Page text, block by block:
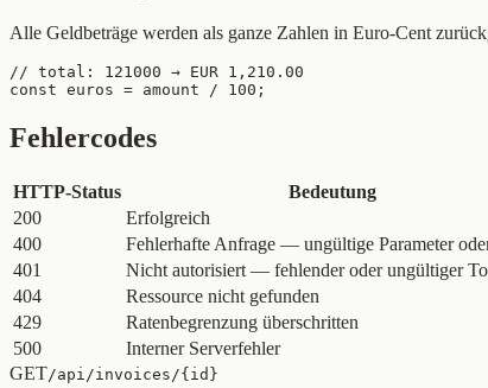
Alle Geldbeträge werden als ganze Zahlen in Euro-Cent
// total: 121000 → EUR 1,210.00
const euros = amount / 100;
Fehlercodes
HTTP-Status
Bedeutung
200
Erfolgreich
400
Fehlerhafte Anfrage — ungültige Parameter
401
Nicht autorisiert — fehlender oder ungültiger
404
Ressource nicht gefunden
429
Ratenbegrenzung überschritten
500
Interner Serverfehler
GET/api/invoices/{id}